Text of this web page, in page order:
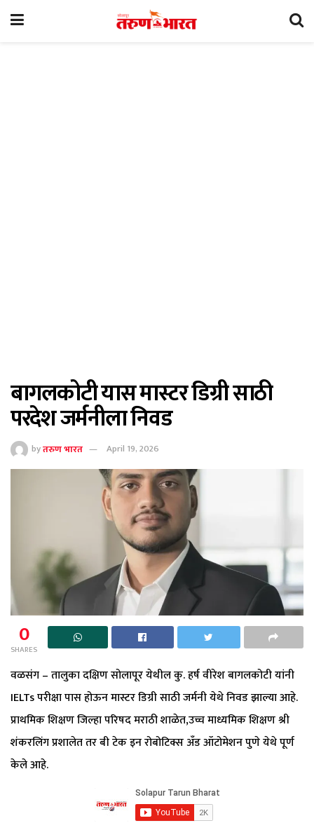
बागलकोटी यास मास्टर डिग्री साठी
परदेश जर्मनीला निवड
byतरुण भारत April 19, 2026
0
SHARES
वळसंग – तालुका दक्षिण सोलापूर येथील कु. हर्ष वीरेश बागलकोटी यांनी
IELTs परीक्षा पास होऊन मास्टर डिग्री साठी जर्मनी येथे निवड झाल्या आहे.
प्राथमिक शिक्षण जिल्हा परिषद मराठी शाळेत,उच्च माध्यमिक शिक्षण श्री
शंकरलिंग प्रशालेत तर बी टेक इन रोबोटिक्स अँड ऑटोमेशन पुणे येथे पूर्ण
केले आहे.